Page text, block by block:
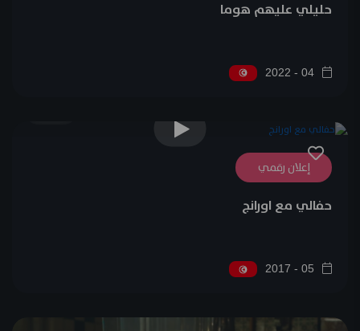
حليلي عليهم هوما
04 - 2022
إعلان رقمي
حفالي مع اورانج
05 - 2017